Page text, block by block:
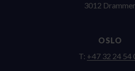
3012
OSLO
T: +47 32 24 54